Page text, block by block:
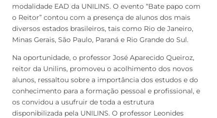
modalidade EAD da UNILINS. O evento “Bate papo com
o Reitor” contou com a presença de alunos dos mais
diversos estados brasileiros, tais como Rio de Janeiro,
Minas Gerais, São Paulo, Paraná e Rio Grande do Sul.
Na oportunidade, o professor José Aparecido Queiroz,
reitor da Unilins, promoveu o acolhimento dos novos
alunos, ressaltou sobre a importância dos estudos e do
conhecimento para a formação pessoal e profissional, e
os convidou a usufruir de toda a estrutura
disponibilizada pela UNILINS. O professor Leonides